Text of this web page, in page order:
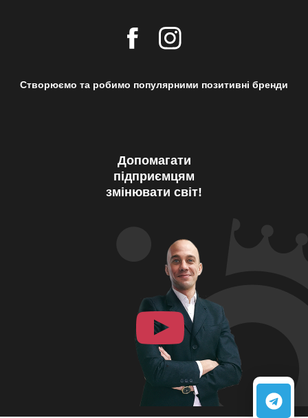
Створюємо та робимо популярними позитивні бренди
Допомагати
підприємцям
змінювати світ!